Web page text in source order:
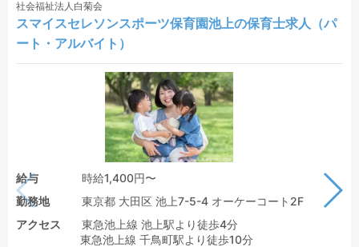
社会福祉法人白菊会
スマイスセレソンスポーツ保育園池上の保育士求人（パ
ート・アルバイト）
給与
時給1,400円〜
勤務地
東京都 大田区 池上7-5-4 オーケーコート2F
アクセス
東急池上線 池上駅より徒歩4分
東急池上線 千鳥町駅より徒歩10分